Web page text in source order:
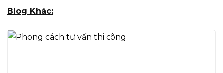
Blog Khác: